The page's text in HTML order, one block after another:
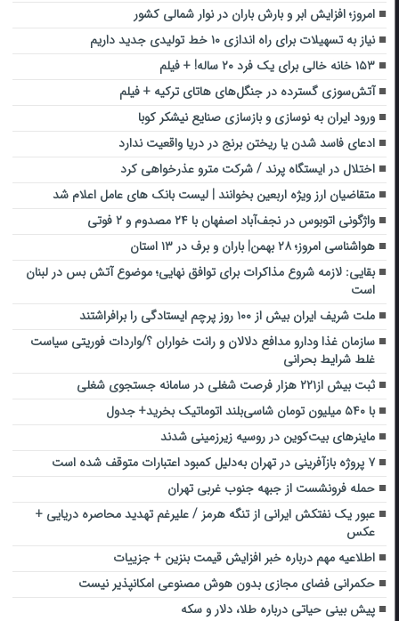
امروز؛ افزایش ابر و بارش باران در نوار شمالی کشور
نیاز به تسهیلات برای راه اندازی ۱۰ خط تولیدی جدید داریم
۱۵۳ خانۀ خالی برای یک فرد ۲۰ ساله! + فیلم
آتش‌سوزی گسترده در جنگل‌های هاتای ترکیه + فیلم
ورود ایران به نوسازی و بازسازی صنایع نیشکر کوبا
ادعای فاسد شدن یا ریختن برنج در دریا واقعیت ندارد
اختلال در ایستگاه پرند / شرکت مترو عذرخواهی کرد
متقاضیان ارز ویژه اربعین بخوانند | لیست بانک های عامل اعلام شد
واژگونی اتوبوس در نجف‌آباد اصفهان با ۲۴ مصدوم و ۲ فوتی
هواشناسی امروز؛ ۲۸ بهمن| باران و برف در ۱۳ استان
بقایی: لازمه شروع مذاکرات برای توافق نهایی؛ موضوع آتش بس در لبنان
است
ملت شریف ایران بیش از ۱۰۰ روز پرچم ایستادگی را برافراشتند
سازمان غذا ودارو مدافع دلالان و رانت خواران ؟/واردات فوریتی سیاست
غلط شرایط بحرانی
ثبت بیش از۲۲۱ هزار فرصت شغلی در سامانه جستجوی شغلی
با ۵۴۰ میلیون تومان شاسی‌بلند اتوماتیک بخرید+ جدول
ماینرهای بیت‌کوین در روسیه زیرزمینی شدند
۷ پروژه بازآفرینی در تهران به‌دلیل کمبود اعتبارات متوقف شده است
حمله فرونشست از جبهه جنوب غربی تهران
عبور یک نفتکش ایرانی از تنگه هرمز / علیرغم تهدید محاصره دریایی +
عکس
اطلاعیه مهم درباره خبر افزایش قیمت بنزین + جزییات
حکمرانی فضای مجازی بدون هوش مصنوعی امکانپذیر نیست
پیش بینی حیاتی درباره طلا، دلار و سکه